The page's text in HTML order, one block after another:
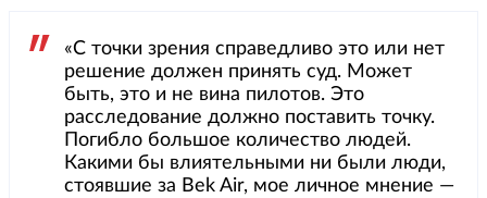
«С точки зрения справедливо это или нет
решение должен принять суд. Может
быть, это и не вина пилотов. Это
расследование должно поставить точку.
Погибло большое количество людей.
Какими бы влиятельными ни были люди,
стоявшие за Bek Air, мое личное мнение —